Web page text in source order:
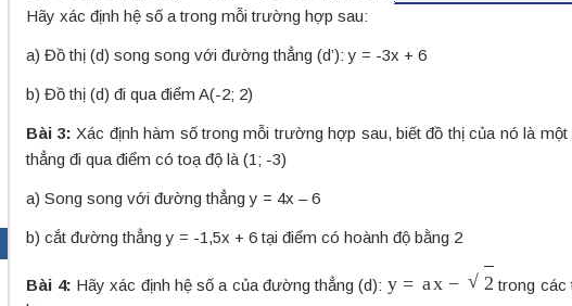
Hãy xác định hệ số a trong mỗi trường hợp sau:
a) Đồ thị (d) song song với đường thẳng (d’): y = -3x + 6
b) Đồ thị (d) đi qua điểm A(-2; 2)
Bài 3: Xác định hàm số trong mỗi trường hợp sau, biết đồ thị của nó là
thẳng đi qua điểm có toạ độ là (1; -3)
a) Song song với đường thẳng y = 4x – 6
b) cắt đường thẳng y = -1,5x + 6 tại điểm có hoành độ bằng 2
Bài 4: Hãy xác định hệ số a của đường thẳng (d):
trong các